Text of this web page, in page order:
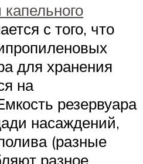
с того, что
для хранения
на
резервуара
насаждений,
(разные
разное